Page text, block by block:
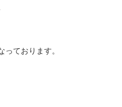
ております。